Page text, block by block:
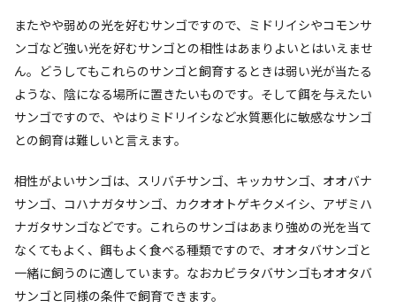
またやや弱めの光を好むサンゴですので、ミドリイシやコモンサ
ンゴなど強い光を好むサンゴとの相性はあまりよいとはいえませ
ん。どうしてもこれらのサンゴと飼育するときは弱い光が当たる
ような、陰になる場所に置きたいものです。そして餌を与えたい
サンゴですので、やはりミドリイシなど水質悪化に敏感なサンゴ
との飼育は難しいと言えます。
相性がよいサンゴは、スリバチサンゴ、キッカサンゴ、オオバナ
サンゴ、コハナガタサンゴ、カクオオトゲキクメイシ、アザミハ
ナガタサンゴなどです。これらのサンゴはあまり強めの光を当て
なくてもよく、餌もよく食べる種類ですので、オオタバサンゴと
一緒に飼うのに適しています。なおカビラタバサンゴもオオタバ
サンゴと同様の条件で飼育できます。